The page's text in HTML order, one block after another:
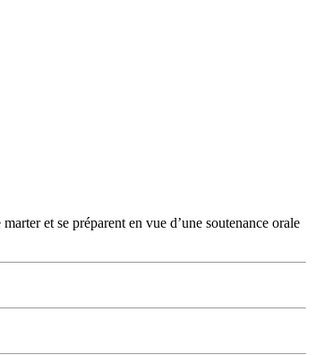
et se préparent en vue d’une soutenance orale